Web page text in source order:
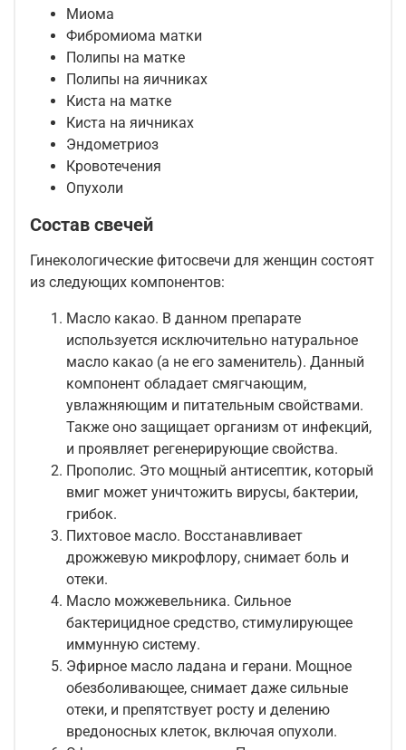
Миома
Фибромиома матки
Полипы на матке
Полипы на яичниках
Киста на матке
Киста на яичниках
Эндометриоз
Кровотечения
Опухоли
Состав свечей
Гинекологические фитосвечи для женщин состоят
из следующих компонентов:
Масло какао. В данном препарате
используется исключительно натуральное
масло какао (а не его заменитель). Данный
компонент обладает смягчающим,
увлажняющим и питательным свойствами.
Также оно защищает организм от инфекций,
и проявляет регенерирующие свойства.
Прополис. Это мощный антисептик, который
вмиг может уничтожить вирусы, бактерии,
грибок.
Пихтовое масло. Восстанавливает
дрожжевую микрофлору, снимает боль и
отеки.
Масло можжевельника. Сильное
бактерицидное средство, стимулирующее
иммунную систему.
Эфирное масло ладана и герани. Мощное
обезболивающее, снимает даже сильные
отеки, и препятствует росту и делению
вредоносных клеток, включая опухоли.